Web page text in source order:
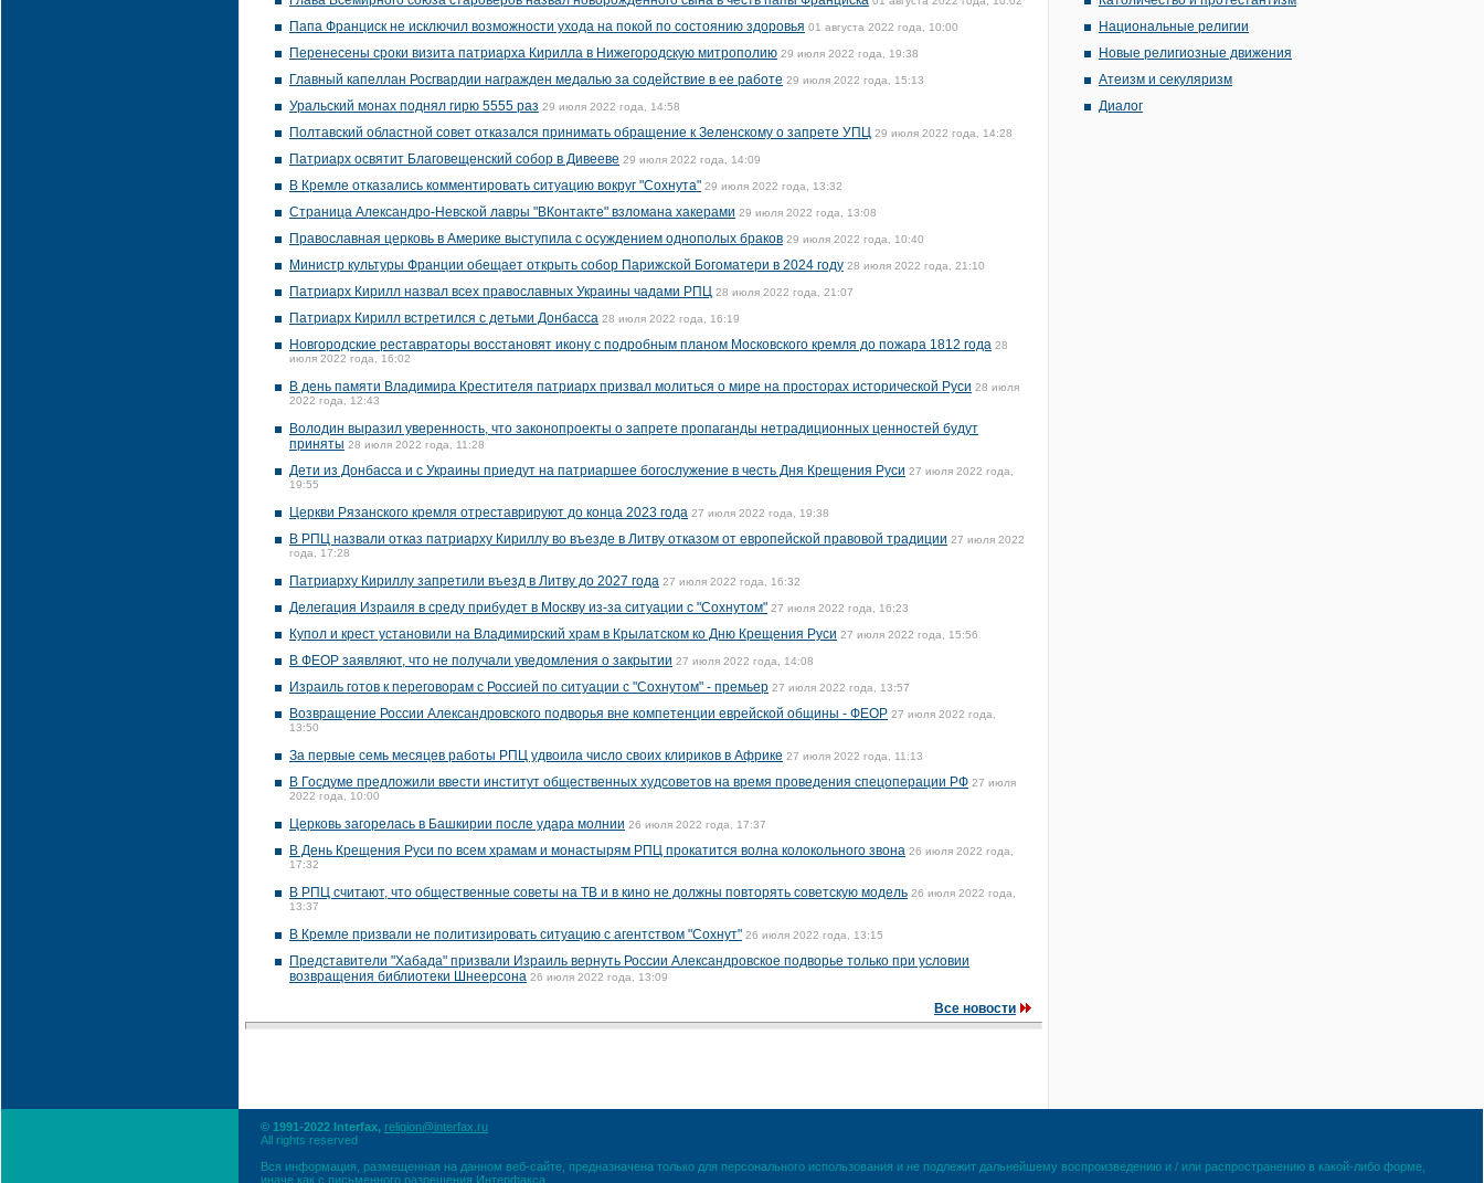
Папа Франциск не исключил возможности ухода на покой по состоянию здоровья 01 августа 2022 года, 10:00
Перенесены сроки визита патриарха Кирилла в Нижегородскую митрополию 29 июля 2022 года, 19:38
Главный капеллан Росгвардии награжден медалью за содействие в ее работе 29 июля 2022 года, 15:13
Уральский монах поднял гирю 5555 раз 29 июля 2022 года, 14:58
Полтавский областной совет отказался принимать обращение к Зеленскому о запрете УПЦ 29 июля 2022 года, 14:28
Патриарх освятит Благовещенский собор в Дивееве 29 июля 2022 года, 14:09
В Кремле отказались комментировать ситуацию вокруг "Сохнута" 29 июля 2022 года, 13:32
Страница Александро-Невской лавры "ВКонтакте" взломана хакерами 29 июля 2022 года, 13:08
Православная церковь в Америке выступила с осуждением однополых браков 29 июля 2022 года, 10:40
Министр культуры Франции обещает открыть собор Парижской Богоматери в 2024 году 28 июля 2022 года, 21:10
Патриарх Кирилл назвал всех православных Украины чадами РПЦ 28 июля 2022 года, 21:07
Патриарх Кирилл встретился с детьми Донбасса 28 июля 2022 года, 16:19
Новгородские реставраторы восстановят икону с подробным планом Московского кремля до пожара 1812 года 28
июля 2022 года, 16:02
В день памяти Владимира Крестителя патриарх призвал молиться о мире на просторах исторической Руси 28 июля
2022 года, 12:43
Володин выразил уверенность, что законопроекты о запрете пропаганды нетрадиционных ценностей будут
приняты 28 июля 2022 года, 11:28
Дети из Донбасса и с Украины приедут на патриаршее богослужение в честь Дня Крещения Руси 27 июля 2022 года,
19:55
Церкви Рязанского кремля отреставрируют до конца 2023 года 27 июля 2022 года, 19:38
В РПЦ назвали отказ патриарху Кириллу во въезде в Литву отказом от европейской правовой традиции 27 июля 2022
года, 17:28
Патриарху Кириллу запретили въезд в Литву до 2027 года 27 июля 2022 года, 16:32
Делегация Израиля в среду прибудет в Москву из-за ситуации с "Сохнутом" 27 июля 2022 года, 16:23
Купол и крест установили на Владимирский храм в Крылатском ко Дню Крещения Руси 27 июля 2022 года, 15:56
В ФЕОР заявляют, что не получали уведомления о закрытии 27 июля 2022 года, 14:08
Израиль готов к переговорам с Россией по ситуации с "Сохнутом" - премьер 27 июля 2022 года, 13:57
Возвращение России Александровского подворья вне компетенции еврейской общины - ФЕОР 27 июля 2022 года,
13:50
За первые семь месяцев работы РПЦ удвоила число своих клириков в Африке 27 июля 2022 года, 11:13
В Госдуме предложили ввести институт общественных худсоветов на время проведения спецоперации РФ 27 июля
2022 года, 10:00
Церковь загорелась в Башкирии после удара молнии 26 июля 2022 года, 17:37
В День Крещения Руси по всем храмам и монастырям РПЦ прокатится волна колокольного звона 26 июля 2022 года,
17:32
В РПЦ считают, что общественные советы на ТВ и в кино не должны повторять советскую модель 26 июля 2022 года,
13:37
В Кремле призвали не политизировать ситуацию с агентством "Сохнут" 26 июля 2022 года, 13:15
Представители "Хабада" призвали Израиль вернуть России Александровское подворье только при условии
возвращения библиотеки Шнеерсона 26 июля 2022 года, 13:09
Все новости
Национальные религии
Новые религиозные движения
Атеизм и секуляризм
Диалог
© 1991-2022 Interfax, religion@interfax.ru
All rights reserved
Вся информация, размещенная на данном веб-сайте, предназначена только для персонального использования и не подлежит дальнейшему воспроизведению и / или распространению в какой-либо форме,
иначе как с письменного разрешения Интерфакса.